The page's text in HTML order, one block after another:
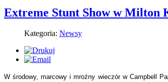
Extreme Stunt Show w Milton
Kategoria: Newsy
W środowy, marcowy i mroźny wieczór w Campbell